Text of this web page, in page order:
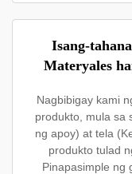
Isang-
Materyales
Nagbibigay kami
produkto, mula sa
ng apoy) at tela
produkto tulad
Pinapasimple ng